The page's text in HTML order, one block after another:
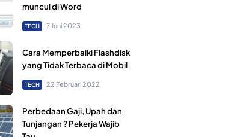
muncul di Word
TECH 7 Juni 2023
Cara Memperbaiki Flashdisk
yang Tidak Terbaca di Mobil
TECH 22 Februari 2022
Perbedaan Gaji, Upah dan
Tunjangan ? Pekerja Wajib